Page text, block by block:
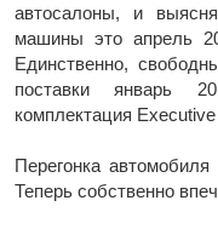
автосалоны, и
машины это апрель
Единственно,
поставки январь
комплектация
Перегонка
Теперь собственно